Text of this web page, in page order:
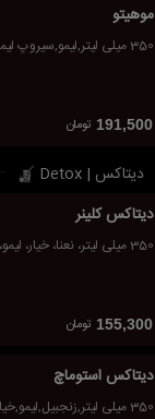
موهیتو
350 میلی لیتر,لیمو,سیروپ لیمو,یخ,نعنا موهیتو
191,500 تومان
دیتاکس | Detox
دیتاکس کلینر
350 میلی لیتر، نعنا، خیار، لیمو، سودا
155,300 تومان
دیتاکس استوماچ
350 میلی لیتر,زنجبیل,لیمو,خیار,سودا